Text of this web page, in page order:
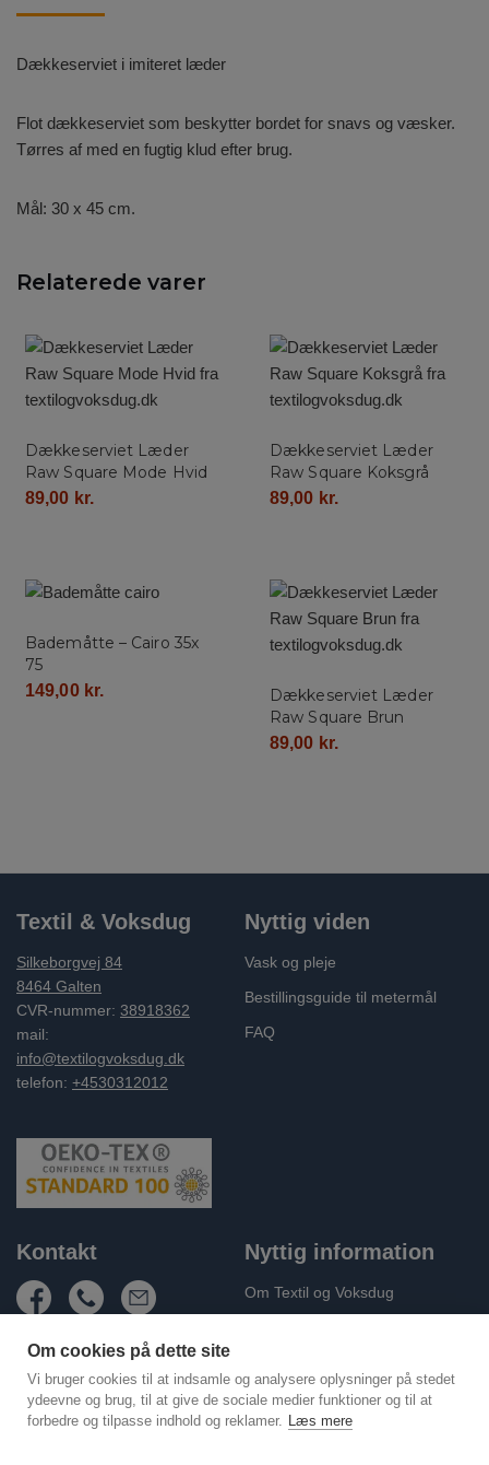
Dækkeserviet i imiteret læder
Flot dækkeserviet som beskytter bordet for snavs og væsker.
Tørres af med en fugtig klud efter brug.
Mål: 30 x 45 cm.
Relaterede varer
Dækkeserviet Læder
Raw Square Mode Hvid
89,00 kr.
Dækkeserviet Læder
Raw Square Koksgrå
89,00 kr.
Bademåtte – Cairo 35x
75
149,00 kr.
Dækkeserviet Læder
Raw Square Brun
89,00 kr.
Textil & Voksdug
Silkeborgvej 84
8464 Galten
CVR-nummer: 38918362
mail:
info@textilogvoksdug.dk
telefon: +4530312012
Nyttig viden
Vask og pleje
Bestillingsguide til metermål
FAQ
Kontakt Nyttig information
Om Textil og Voksdug
Persondatapolitik
Cookie Policy (EU)
Om cookies på dette site
Vi bruger cookies til at indsamle og analysere oplysninger på stedet
ydeevne og brug, til at give de sociale medier funktioner og til at
forbedre og tilpasse indhold og reklamer. Læs mere